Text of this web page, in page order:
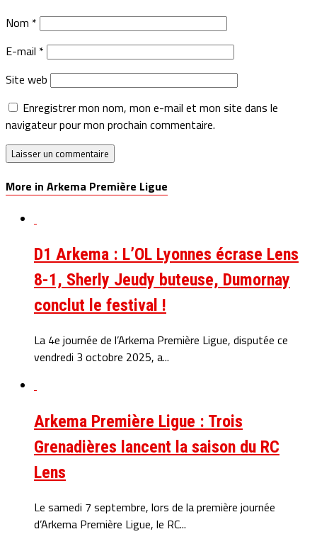
Nom *
E-mail *
Site web
Enregistrer mon nom, mon e-mail et mon site dans le
navigateur pour mon prochain commentaire.
More in Arkema Première Ligue
D1 Arkema : L’OL Lyonnes écrase Lens
8-1, Sherly Jeudy buteuse, Dumornay
conclut le festival !
La 4e journée de l’Arkema Première Ligue, disputée ce
vendredi 3 octobre 2025, a...
Arkema Première Ligue : Trois
Grenadières lancent la saison du RC
Lens
Le samedi 7 septembre, lors de la première journée
d’Arkema Première Ligue, le RC...